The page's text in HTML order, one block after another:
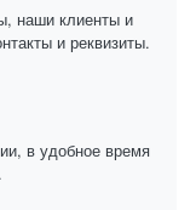
наши клиенты и
и реквизиты.
в удобное время